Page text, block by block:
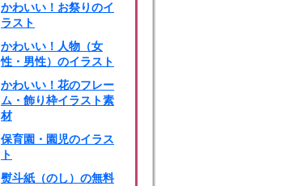
かわいい！お祭りのイ
ラスト
かわいい！人物（女
性・男性）のイラスト
かわいい！花のフレー
ム・飾り枠イラスト素
材
保育園・園児のイラス
ト
熨斗紙（のし）の無料